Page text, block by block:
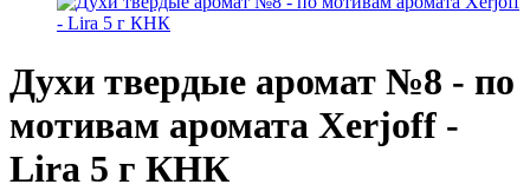
Духи твердые аромат №8 - по
мотивам аромата Xerjoff -
Lira 5 г КНК